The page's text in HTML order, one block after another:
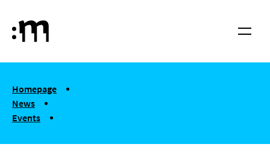
Cologne University of Music and Dance Menu
You are here:
Homepage
News
Events
Next Generation - Die HfMT Köln zu Gast im Staatenhaus